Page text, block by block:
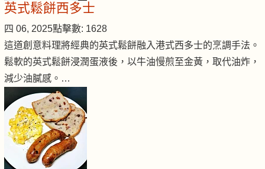
英式鬆餅西多士
四 06, 2025點擊數: 1628
這道創意料理將經典的英式鬆餅融入港式西多士的烹調手法。
鬆軟的英式鬆餅浸潤蛋液後，以牛油慢煎至金黃，取代油炸，
減少油膩感。…